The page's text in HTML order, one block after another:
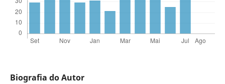
Biografia do Autor